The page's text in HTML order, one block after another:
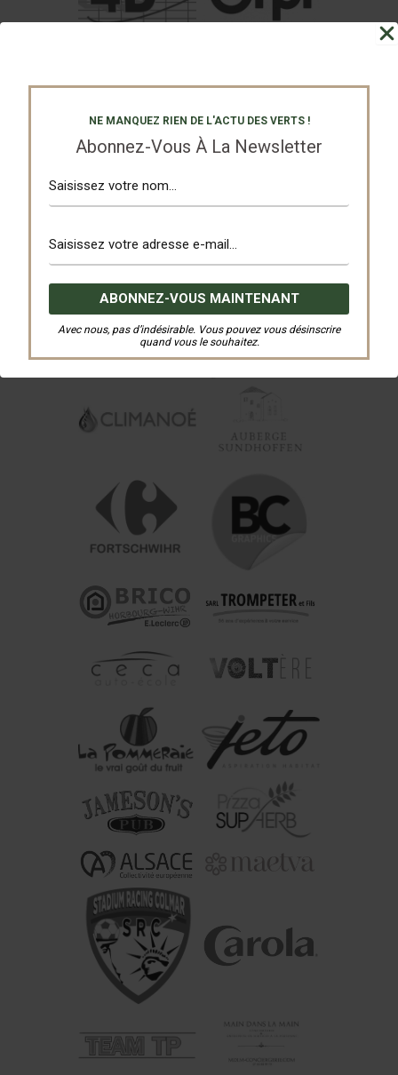
NE MANQUEZ RIEN DE L'ACTU DES VERTS !
Abonnez-Vous À La Newsletter
Avec nous, pas d’indésirable. Vous pouvez vous désinscrire
quand vous le souhaitez.